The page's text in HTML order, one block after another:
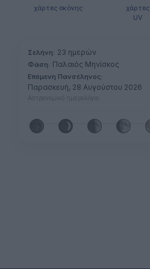
χάρτες σκόνης
χάρτες
UV
Σελήνη: 23 ημερών
Φάση: Παλαιός Μηνίσκος
Επόμενη Πανσέληνος:
Παρασκευή, 28 Αυγούστου 2026
Αστρονομικό ημερολόγιο